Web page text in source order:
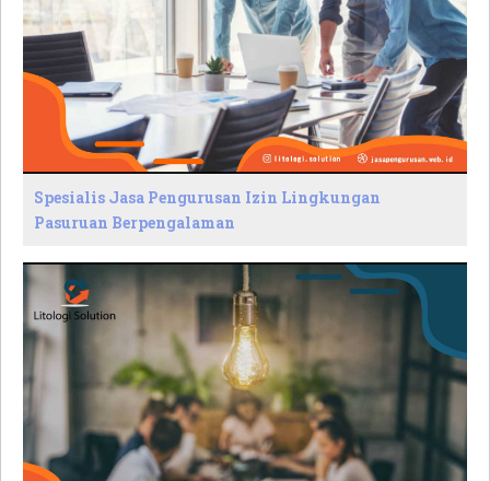
Spesialis Jasa Pengurusan Izin Lingkungan
Pasuruan Berpengalaman